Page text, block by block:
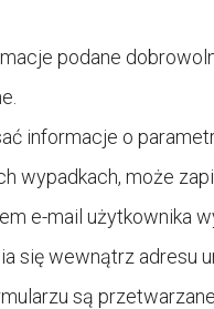
podane
informacje o
wypadkach, może
e-mail użytkownika
się wewnątrz adresu
są